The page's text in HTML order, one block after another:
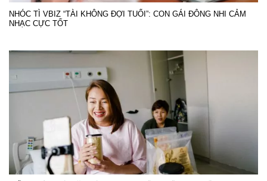
NHÓC TÌ VBIZ “TÀI KHÔNG ĐỢI TUỔI”: CON GÁI ĐÔNG NHI CẢM
NHẠC CỰC TỐT